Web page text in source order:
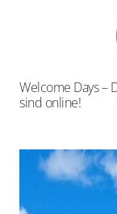
Welcome Days –
sind online!